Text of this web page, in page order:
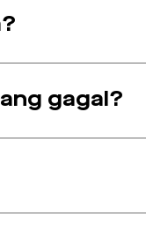
gagal?